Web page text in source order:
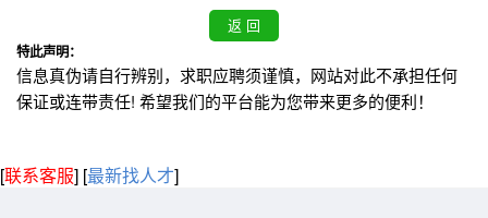
特此声明：
信息真伪请自行辨别，求职应聘须谨慎，网站对此不承担任何
保证或连带责任! 希望我们的平台能为您带来更多的便利！
[联系客服] [最新找人才]